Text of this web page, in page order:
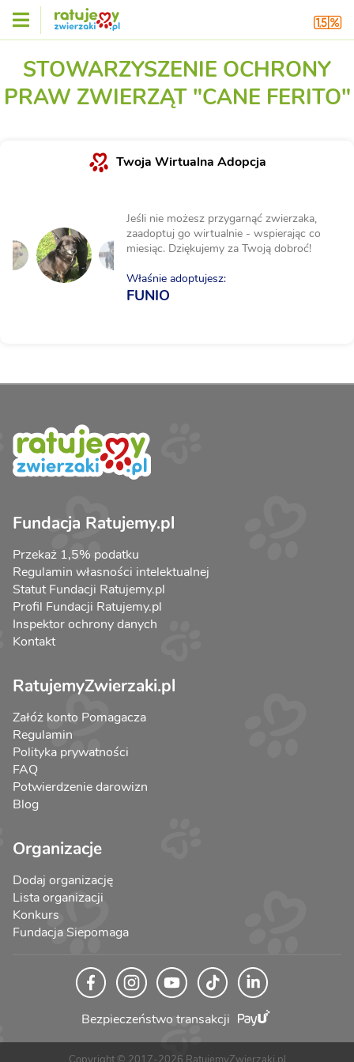
STOWARZYSZENIE OCHRONY
PRAW ZWIERZĄT "CANE FERITO"
Twoja Wirtualna Adopcja
Jeśli nie możesz przygarnąć zwierzaka,
zaadoptuj go wirtualnie - wspierając co
miesiąc. Dziękujemy za Twoją dobroć!
Właśnie adoptujesz:
FUNIO
Fundacja Ratujemy.pl
Przekaż 1,5% podatku
Regulamin własności intelektualnej
Statut Fundacji Ratujemy.pl
Profil Fundacji Ratujemy.pl
Inspektor ochrony danych
Kontakt
RatujemyZwierzaki.pl
Załóż konto Pomagacza
Regulamin
Polityka prywatności
FAQ
Potwierdzenie darowizn
Blog
Organizacje
Dodaj organizację
Lista organizacji
Konkurs
Fundacja Siepomaga
Bezpieczeństwo transakcji